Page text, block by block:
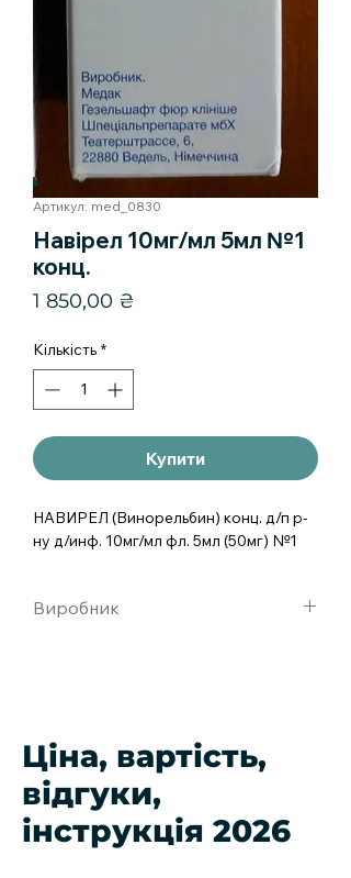
Артикул: med_0830
Навірел 10мг/мл 5мл №1
конц.
1 850,00 ₴
Кількість *
Купити
НАВИРЕЛ (Винорельбин) конц. д/п р-
ну д/инф. 10мг/мл фл. 5мл (50мг) №1
Виробник
Ціна, вартість,
відгуки,
інструкція 2026